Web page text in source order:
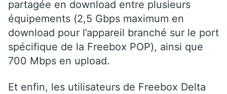
partagée en download entre plusieurs
équipements (2,5 Gbps maximum en
download pour l’appareil branché sur le port
spécifique de la Freebox POP), ainsi que
700 Mbps en upload.
Et enfin, les utilisateurs de Freebox Delta